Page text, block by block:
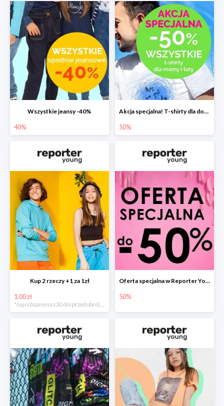
Wszystkie jeansy -40%
40%
Akcja specjalna! T-shirty dla dorosłych -50%
50%
Kup 2 rzeczy +1 za 1zł
1.00 zł
Oferta specjalna w Reporter Young do -50%
50%